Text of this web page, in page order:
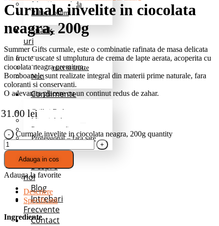
Jeleuri/marmelada
Rahat Lokum
Snack-
uri
Fructe deshidratate
Mix de nuci si fructe
Nuci
Condimente
Grill si Barbeque
Mixuri de baza
Pentru cartofi
Professional – fara sare
Promotii
Despre
noi
Blog
Intrebari
Frecvente
Contact
Curmale invelite in ciocolata
neagra, 200g
Summer Gifts curmale, este o combinatie rafinata de masa delicata
din fructe uscate si umplutura de crema de lapte aerata, acoperita cu
ciocolata neagra premium.
Bomboanele sunt realizate integral din materii prime naturale, fara
coloranti si conservanti.
O adevarata placere cu un continut redus de zahar.
31.00 lei
Curmale invelite in ciocolata neagra, 200g quantity
Adauga in cos
Adauga la favorite
Descriere
Specificatii
Ingrediente